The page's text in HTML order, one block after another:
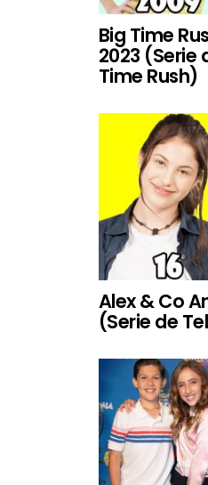
Big Time
2023 (Serie
Time Rush)
Alex & Co
(Serie de